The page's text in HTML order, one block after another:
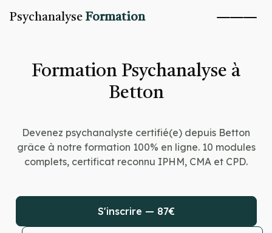
Psychanalyse Formation
Formation Psychanalyse à
Betton
Devenez psychanalyste certifié(e) depuis Betton
grâce à notre formation 100% en ligne. 10 modules
complets, certificat reconnu IPHM, CMA et CPD.
S'inscrire — 87€